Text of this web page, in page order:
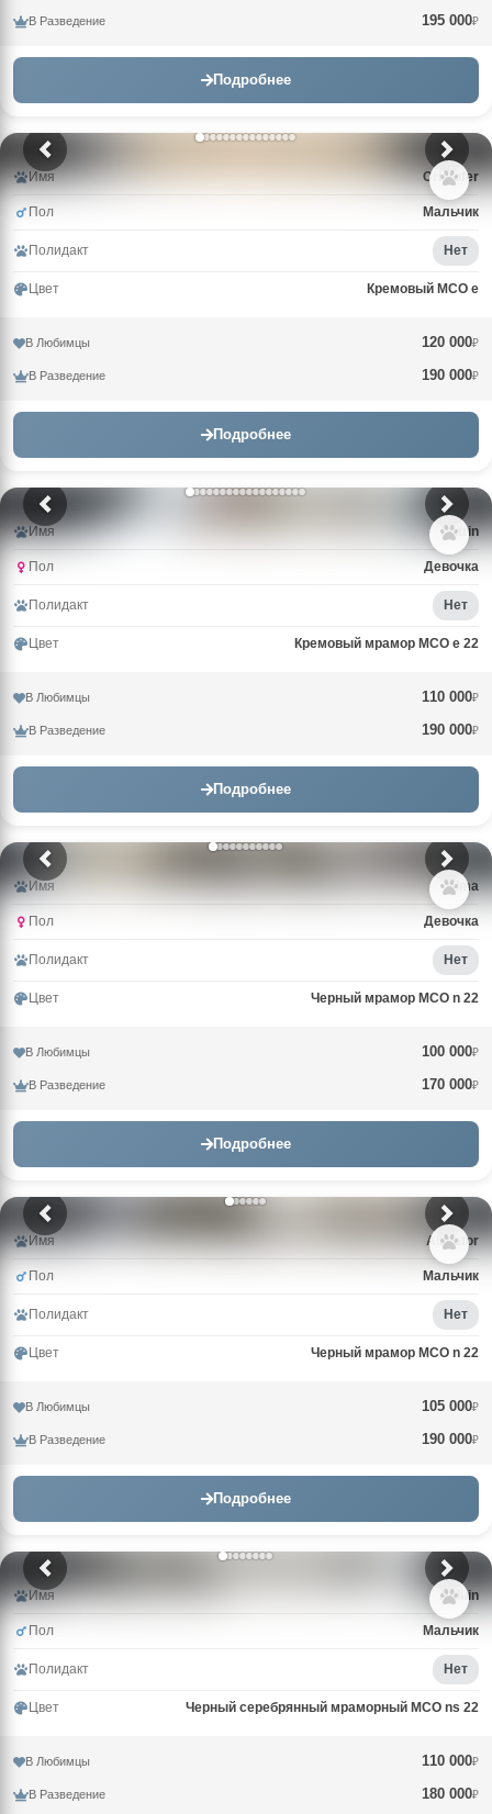
В Разведение 195 000₽
Подробнее
Имя Cristofer
Пол Мальчик
Полидакт Нет
Цвет Кремовый MCO e
В Любимцы 120 000₽
В Разведение 190 000₽
Подробнее
Имя Catrin
Пол Девочка
Полидакт Нет
Цвет Кремовый мрамор MCO e 22
В Любимцы 110 000₽
В Разведение 190 000₽
Подробнее
Имя Alma
Пол Девочка
Полидакт Нет
Цвет Черный мрамор MCO n 22
В Любимцы 100 000₽
В Разведение 170 000₽
Подробнее
Имя Alligator
Пол Мальчик
Полидакт Нет
Цвет Черный мрамор MCO n 22
В Любимцы 105 000₽
В Разведение 190 000₽
Подробнее
Имя Alduin
Пол Мальчик
Полидакт Нет
Цвет Черный серебрянный мраморный MCO ns 22
В Любимцы 110 000₽
В Разведение 180 000₽